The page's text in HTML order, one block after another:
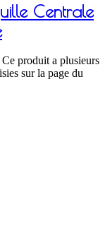
Centrale
Ce produit a plusieurs
sur la page du